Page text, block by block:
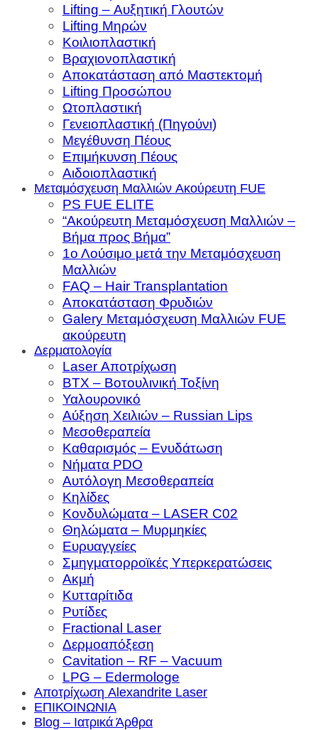
Lifting – Αυξητική Γλουτών
Lifting Μηρών
Κοιλιοπλαστική
Βραχιονοπλαστική
Αποκατάσταση από Μαστεκτομή
Lifting Προσώπου
Ωτοπλαστική
Γενειοπλαστική (Πηγούνι)
Μεγέθυνση Πέους
Επιμήκυνση Πέους
Αιδοιοπλαστική
Μεταμόσχευση Μαλλιών Aκούρευτη FUE
PS FUE ELITE
“Ακούρευτη Μεταμόσχευση Μαλλιών –
Βήμα προς Βήμα”
1ο Λούσιμο μετά την Μεταμόσχευση
Μαλλιών
FAQ – Hair Transplantation
Αποκατάσταση Φρυδιών
Galery Μεταμόσχευση Μαλλιών FUE
ακούρευτη
Δερματολογία
Laser Αποτρίχωση
BTX – Βοτουλινική Τοξίνη
Υαλουρονικό
Αύξηση Χειλιών – Russian Lips
Μεσοθεραπεία
Καθαρισμός – Ενυδάτωση
Νήματα PDO
Αυτόλογη Μεσοθεραπεία
Κηλίδες
Κονδυλώματα – LASER C02
Θηλώματα – Μυρμηκίες
Ευρυαγγείες
Σμηγματορροϊκές Υπερκερατώσεις
Ακμή
Κυτταρίτιδα
Ρυτίδες
Fractional Laser
Δερμοαπόξεση
Cavitation – RF – Vacuum
LPG – Edermologe
Αποτρίχωση Alexandrite Laser
ΕΠΙΚΟΙΝΩΝΙΑ
Blog – Ιατρικά Άρθρα